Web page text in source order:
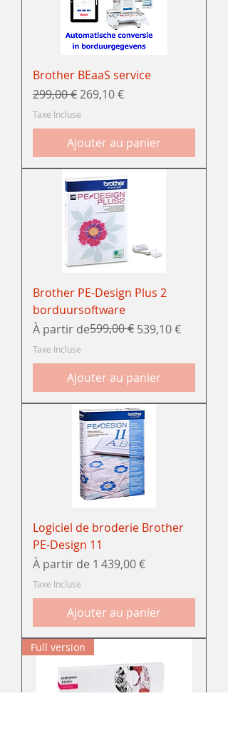
Brother BEaaS service
Prix original
299,00 € Prix promotionnel
269,10 €
Taxe Incluse
Ajouter au panier
Brother PE-Design Plus 2
borduursoftware
À partir de
Prix original599,00 € 539,10 €
Prix promotionnel
Taxe Incluse
Ajouter au panier
Logiciel de broderie Brother
PE-Design 11
À partir de 1 439,00 €
Prix promotionnel
Taxe Incluse
Ajouter au panier
Full version